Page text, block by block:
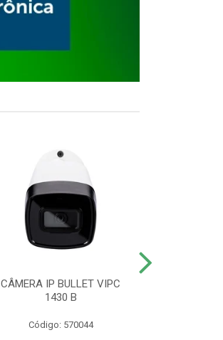
CÂMERA IP BULLET VIPC
1430 B
Código: 570044